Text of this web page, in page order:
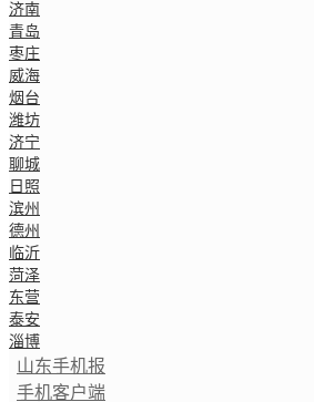
济南
青岛
枣庄
威海
烟台
潍坊
济宁
聊城
日照
滨州
德州
临沂
菏泽
东营
泰安
淄博
山东手机报
手机客户端